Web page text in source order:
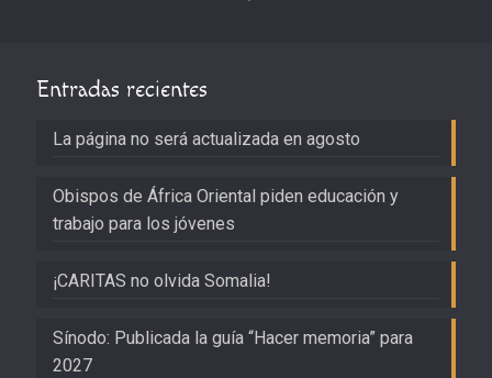
Entradas recientes
La página no será actualizada en agosto
Obispos de África Oriental piden educación y
trabajo para los jóvenes
¡CARITAS no olvida Somalia!
Sínodo: Publicada la guía “Hacer memoria” para
2027